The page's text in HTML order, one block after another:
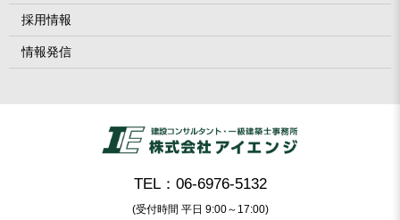
採用情報
情報発信
TEL：06-6976-5132
(受付時間 平日 9:00～17:00)